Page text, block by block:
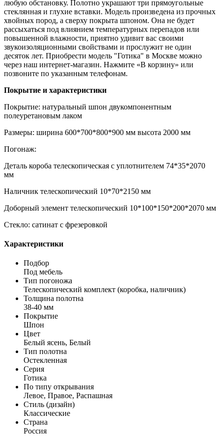
любую обстановку. Полотно украшают три прямоугольные
стеклянная и глухие вставки. Модель произведена из прочных
хвойных пород, а сверху покрыта шпоном. Она не будет
рассыхаться под влиянием температурных перепадов или
повышенной влажности, приятно удивит вас своими
звукоизоляционными свойствами и прослужит не один
десяток лет. Приобрести модель "Готика" в Москве можно
через наш интернет-магазин. Нажмите «В корзину» или
позвоните по указанным телефонам.
Покрытие и характеристики
Покрытие: натуральный шпон двукомпонентным
полеуретановым лаком
Размеры: ширина 600*700*800*900 мм высота 2000 мм
Погонаж:
Деталь короба телескопическая с уплотнителем 74*35*2070
мм
Наличник телескопический 10*70*2150 мм
Доборный элемент телескопический 10*100*150*200*2070 мм
Стекло: сатинат с фрезеровкой
Характеристики
Подбор
Под мебель
Тип погоножа
Телескопический комплект (коробка, наличник)
Толщина полотна
38-40 мм
Покрытие
Шпон
Цвет
Белый ясень, Белый
Тип полотна
Остекленная
Серия
Готика
По типу открывания
Левое, Правое, Распашная
Стиль (дизайн)
Классические
Страна
Россия